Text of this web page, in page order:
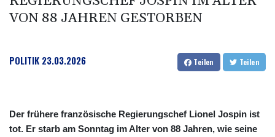
VON 88 JAHREN GESTORBEN
POLITIK 23.03.2026 Teilen Teilen
Der frühere französische Regierungschef Lionel Jospin ist
tot. Er starb am Sonntag im Alter von 88 Jahren, wie seine